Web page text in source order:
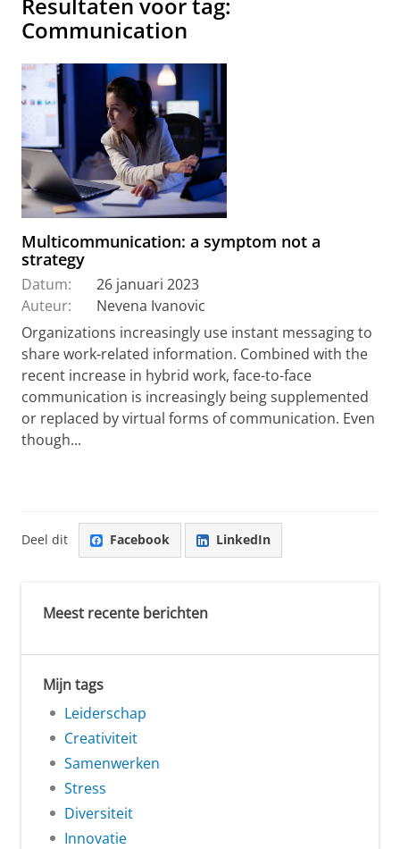
Resultaten voor tag:
Communication
Multicommunication: a symptom not a
strategy
Datum:
26 januari 2023
Auteur:
Nevena Ivanovic
Organizations increasingly use instant messaging to
share work-related information. Combined with the
recent increase in hybrid work, face-to-face
communication is increasingly being supplemented
or replaced by virtual forms of communication. Even
though...
Deel dit Facebook LinkedIn
Meest recente berichten
Mijn tags
Leiderschap
Creativiteit
Samenwerken
Stress
Diversiteit
Innovatie